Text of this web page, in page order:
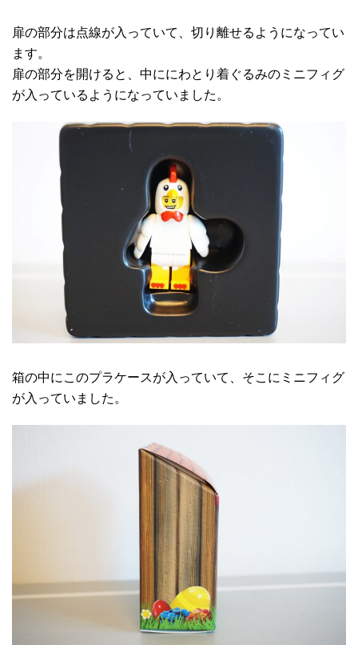
扉の部分は点線が入っていて、切り離せるようになってい
ます。
扉の部分を開けると、中ににわとり着ぐるみのミニフィグ
が入っているようになっていました。
箱の中にこのプラケースが入っていて、そこにミニフィグ
が入っていました。